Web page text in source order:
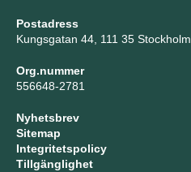
Postadress
Kungsgatan 44, 111 35 Stockholm
Org.nummer
556648-2781
Nyhetsbrev
Sitemap
Integritetspolicy
Tillgänglighet